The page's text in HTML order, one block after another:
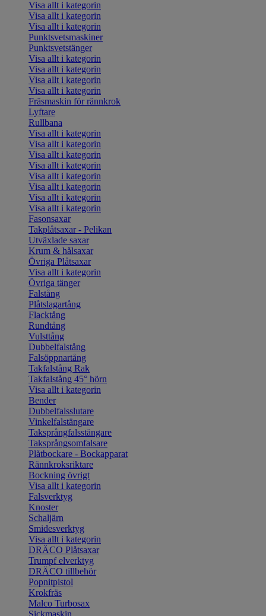
Visa allt i kategorin
Visa allt i kategorin
Visa allt i kategorin
Punktsvetsmaskiner
Punktsvetstänger
Visa allt i kategorin
Visa allt i kategorin
Visa allt i kategorin
Visa allt i kategorin
Fräsmaskin för rännkrok
Lyftare
Rullbana
Visa allt i kategorin
Visa allt i kategorin
Visa allt i kategorin
Visa allt i kategorin
Visa allt i kategorin
Visa allt i kategorin
Visa allt i kategorin
Visa allt i kategorin
Fasonsaxar
Takplåtsaxar - Pelikan
Utväxlade saxar
Krum & hålsaxar
Övriga Plåtsaxar
Visa allt i kategorin
Övriga tänger
Falstång
Plåtslagartång
Flacktång
Rundtång
Vulsttång
Dubbelfalstång
Falsöppnartång
Takfalstång Rak
Takfalstång 45° hörn
Visa allt i kategorin
Bender
Dubbelfalsslutare
Vinkelfalstängare
Taksprångfalsstängare
Taksprångsomfalsare
Plåtbockare - Bockapparat
Rännkroksriktare
Bockning övrigt
Visa allt i kategorin
Falsverktyg
Knoster
Schaljärn
Smidesverktyg
Visa allt i kategorin
DRÄCO Plåtsaxar
Trumpf elverktyg
DRÄCO tillbehör
Popnitpistol
Krokfräs
Malco Turbosax
Sickmaskin